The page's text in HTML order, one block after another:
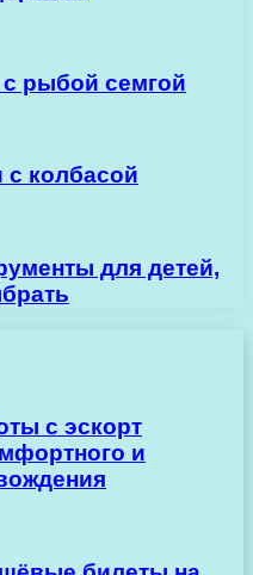
рыбой семгой
с колбасой
для детей,
с эскорт
и